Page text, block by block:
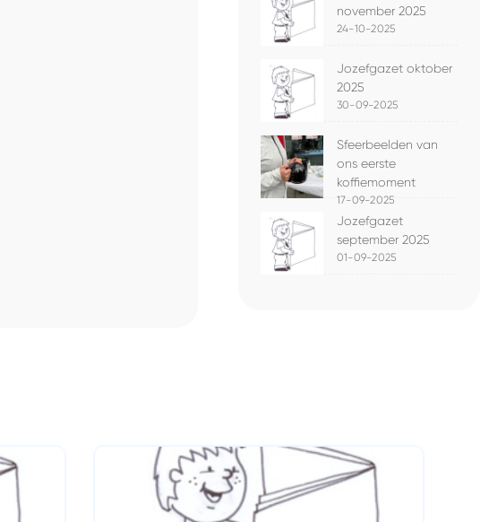
november 2025
24-10-2025
Jozefgazet oktober
2025
30-09-2025
Sfeerbeelden van
ons eerste
koffiemoment
17-09-2025
Jozefgazet
september 2025
01-09-2025